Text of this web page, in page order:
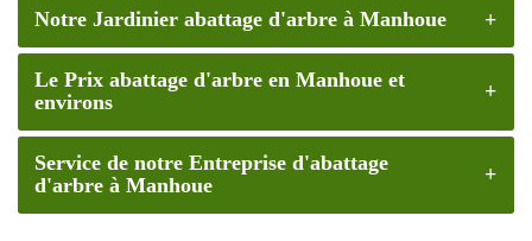
Notre Jardinier abattage d'arbre à Manhoue
Le Prix abattage d'arbre en Manhoue et
environs
Service de notre Entreprise d'abattage
d'arbre à Manhoue